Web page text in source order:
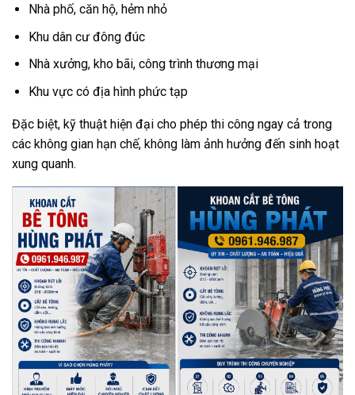
Nhà phố, căn hộ, hẻm nhỏ
Khu dân cư đông đúc
Nhà xưởng, kho bãi, công trình thương mại
Khu vực có địa hình phức tạp
Đặc biệt, kỹ thuật hiện đại cho phép thi công ngay cả trong
các không gian hạn chế, không làm ảnh hưởng đến sinh hoạt
xung quanh.